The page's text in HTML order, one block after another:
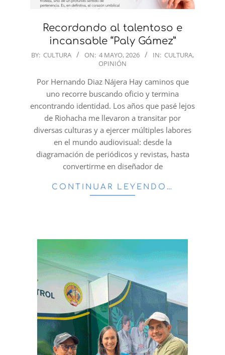
Recordando al talentoso e
incansable “Paly Gámez”
2026-
04
BY: CULTURA ON: 4 MAYO, 2026 IN: CULTURA,
OPINIÓN
Por Hernando Diaz Nájera Hay caminos que
uno recorre buscando oficio y termina
encontrando identidad. Los años que pasé lejos
de Riohacha me llevaron a transitar por
diversas culturas y a ejercer múltiples labores
en el mundo audiovisual: desde la
diagramación de periódicos y revistas, hasta
convertirme en diseñador de
CONTINUAR LEYENDO…